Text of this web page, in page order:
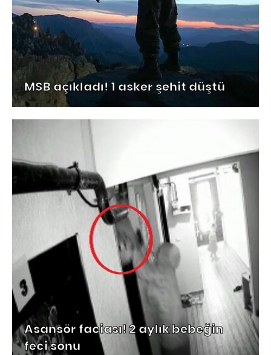
MSB açıkladı! 1 asker şehit düştü
Asansör faciası! 2 aylık bebeğin
feci sonu